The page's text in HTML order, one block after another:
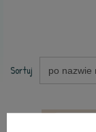
Sortuj po nazwie